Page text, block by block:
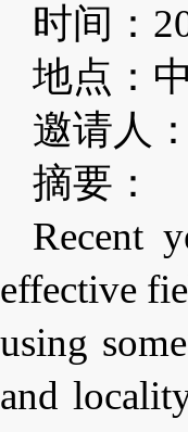
时间：
地点：
邀请人
摘要：
Recent
effective
using
and